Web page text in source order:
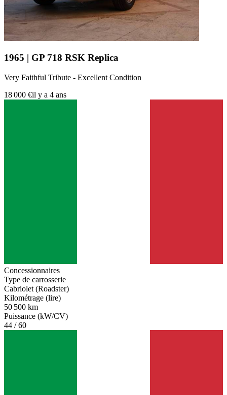
1965 | GP 718 RSK Replica
Very Faithful Tribute - Excellent Condition
18 000 €il y a 4 ans
Concessionnaires
Type de carrosserie
Cabriolet (Roadster)
Kilométrage (lire)
50 500 km
Puissance (kW/CV)
44 / 60